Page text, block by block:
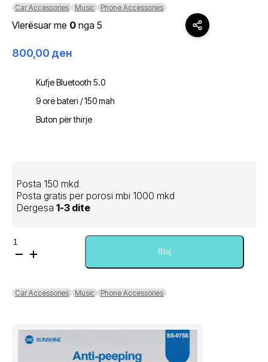
Car Accessories Music Phone Accessories
Vlerësuar me 0 nga 5
800,00 ден
Kufje Bluetooth 5.0
9 orë bateri / 150 mah
Buton për thirje
Posta 150 mkd
Posta gratis per porosi mbi 1000 mkd
Dergesa 1-3 dite
Sasi
XO
XO-
BE44
Blej
Car Accessories Music Phone Accessories